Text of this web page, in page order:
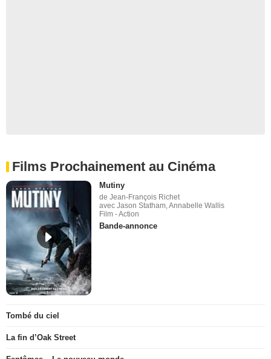
Films Prochainement au Cinéma
Mutiny
de Jean-François Richet
avec Jason Statham, Annabelle Wallis
Film - Action
Bande-annonce
Tombé du ciel
La fin d’Oak Street